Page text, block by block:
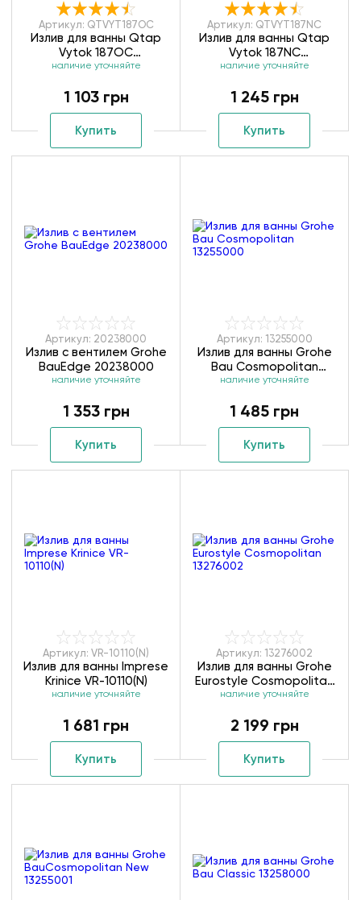
Артикул: QTVYT187OC
Излив для ванны Qtap
Vytok 187OC
QTVYT187OC
наличие уточняйте
1 103 грн
Купить
Артикул: QTVYT187NC
Излив для ванны Qtap
Vytok 187NC
QTVYT187NC
наличие уточняйте
1 245 грн
Купить
Артикул: 20238000
Излив с вентилем Grohe
BauEdge 20238000
наличие уточняйте
1 353 грн
Купить
Артикул: 13255000
Излив для ванны Grohe
Bau Cosmopolitan
13255000
наличие уточняйте
1 485 грн
Купить
Артикул: VR-10110(N)
Излив для ванны Imprese
Krinice VR-10110(N)
наличие уточняйте
1 681 грн
Купить
Артикул: 13276002
Излив для ванны Grohe
Eurostyle Cosmopolitan
13276002
наличие уточняйте
2 199 грн
Купить